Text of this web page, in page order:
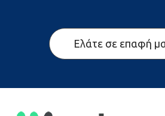
Ελάτε σε επαφή